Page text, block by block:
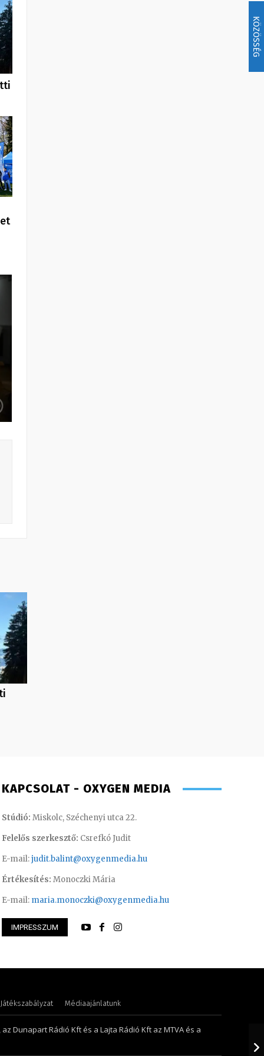
KÖZÖSSÉG
Zsuzsa – műsorvezető, riporter
KAPCSOLAT - OXYGEN MEDIA
Stúdió: Miskolc, Széchenyi utca 22.
Felelős szerkesztő: Csrefkó Judit
E-mail:judit.balint@oxygenmedia.hu
Értékesítés: Monoczki Mária
E-mail: maria.monoczki@oxygenmedia.hu
IMPRESSZUM
Játékszabályzat Médiaajánlatunk
Dunapart Rádió Kft és a Lajta Rádió Kft az MTVA és a